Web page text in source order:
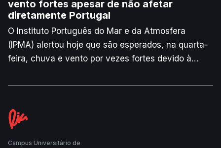
vento fortes apesar de não afetar
diretamente Portugal
O Instituto Português do Mar e da Atmosfera
(IPMA) alertou hoje que são esperados, na quarta-
feira, chuva e vento por vezes fortes devido à
Portugal continental.
Campus Universitário de